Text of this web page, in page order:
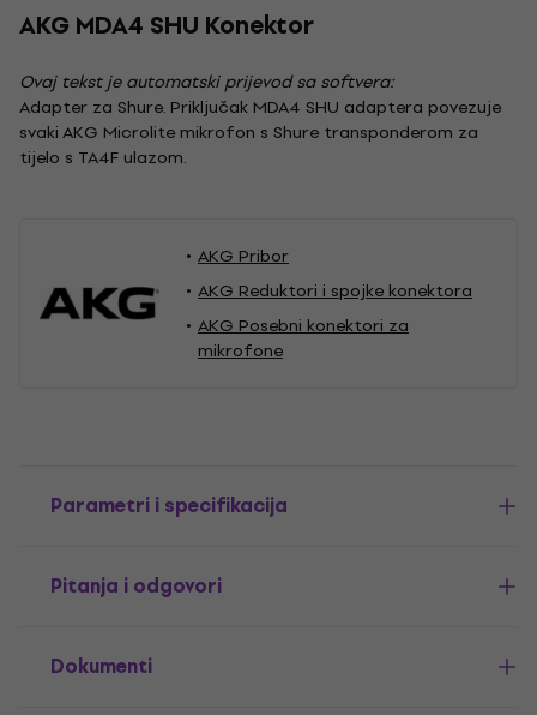
AKG MDA4 SHU Konektor
Ovaj tekst je automatski prijevod sa softvera:
Adapter za Shure. Priključak MDA4 SHU adaptera povezuje
svaki AKG Microlite mikrofon s Shure transponderom za
tijelo s TA4F ulazom.
AKG Pribor
AKG Reduktori i spojke konektora
AKG Posebni konektori za
mikrofone
Parametri i specifikacija
Pitanja i odgovori
Dokumenti